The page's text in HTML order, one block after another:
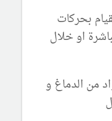
بحركات
او خلال
من الدماغ و